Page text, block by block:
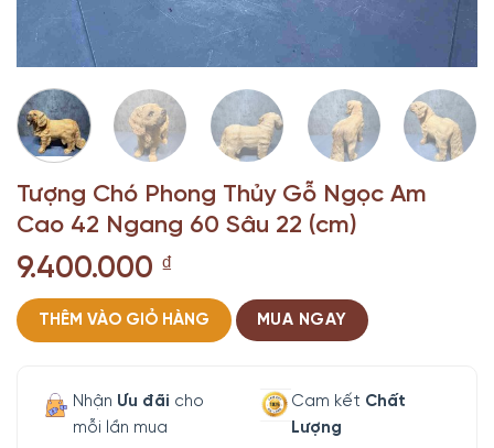
Tượng Chó Phong Thủy Gỗ Ngọc Am
Cao 42 Ngang 60 Sâu 22 (cm)
9.400.000 ₫
THÊM VÀO GIỎ HÀNG MUA NGAY
Nhận Ưu đãi cho
mỗi lần mua
Cam kết Chất
Lượng